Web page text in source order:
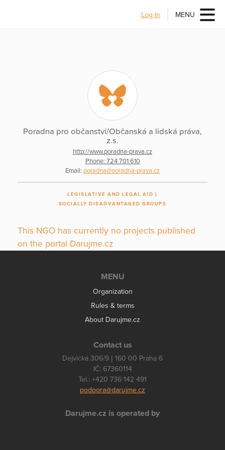
Log In MENU
Poradna pro občanství/Občanská a lidská práva,
z.s.
http://www.poradna-prava.cz
Phone: 724 701 610
Email: poradna@poradna-prava.cz
LEGISLATIVE AND LEGAL AID
SOCIALLY DISADVANTAGED GROUPS
This NGO has currently no projects published
on the portal Darujme.cz
MENU
Organization
Rules & terms
About Darujme.cz
Contact us
Dejvická 306/9 | 160 00 Praha 6
IČ: 67360114
Tel.: +420 736 142 491
podpora@darujme.cz
Darujme.cz is operated by